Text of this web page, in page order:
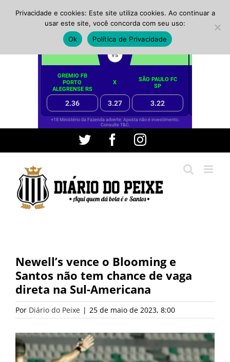
conteúdo
Twitter FacebookInstagram
Newell’s vence o Blooming e
Santos não tem chance de vaga
direta na Sul-Americana
Por Diário do Peixe | 25 de maio de 2023, 8:00
Privacidade e cookies: Este site utiliza cookies. Ao continuar a
usar este site, você concorda com seu uso:
Ok
Política de Privacidade